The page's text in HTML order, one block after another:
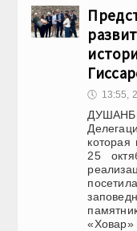
🕔 13:55,
которая
25
«Ховар»